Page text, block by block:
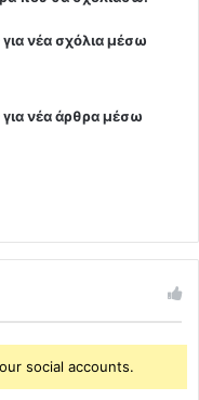
νέα σχόλια μέσω
νέα άρθρα μέσω
social accounts.